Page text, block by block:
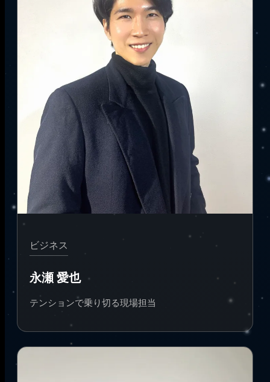
ビジネス
永瀬 愛也
テンションで乗り切る現場担当